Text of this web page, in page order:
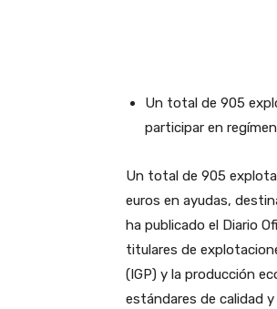
Un total de 905
participar en
Un total de 905
euros en ayudas,
ha publicado el Diario
titulares de
(IGP) y la producción
estándares de calidad